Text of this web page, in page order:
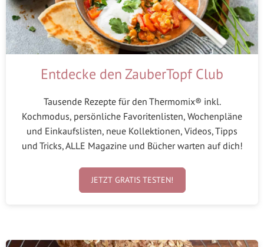
Entdecke den ZauberTopf Club
Tausende Rezepte für den Thermomix® inkl.
Kochmodus, persönliche Favoritenlisten, Wochenpläne
und Einkaufslisten, neue Kollektionen, Videos, Tipps
und Tricks, ALLE Magazine und Bücher warten auf dich!
JETZT GRATIS TESTEN!